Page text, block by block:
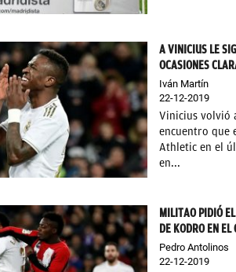
A VINICIUS LE
OCASIONES
Iván Martín
22-12-2019
Vinicius volvió
encuentro que
Athletic en el
en...
MILITAO PIDIÓ
DE KODRO EN EL
Pedro Antolinos
22-12-2019